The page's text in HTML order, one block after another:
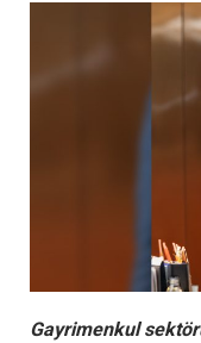
Gayrimenkul